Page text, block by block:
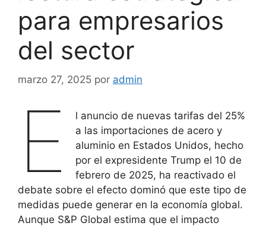
para empresarios
del sector
marzo 27, 2025 por admin
E
l anuncio de nuevas tarifas del 25%
a las importaciones de acero y
aluminio en Estados Unidos, hecho
por el expresidente Trump el 10 de
febrero de 2025, ha reactivado el
debate sobre el efecto dominó que este tipo de
medidas puede generar en la economía global.
Aunque S&P Global estima que el impacto